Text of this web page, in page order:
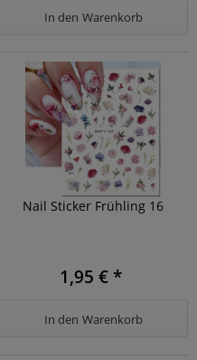
In den Warenkorb
Nail Sticker Frühling 16
1,95 € *
In den Warenkorb